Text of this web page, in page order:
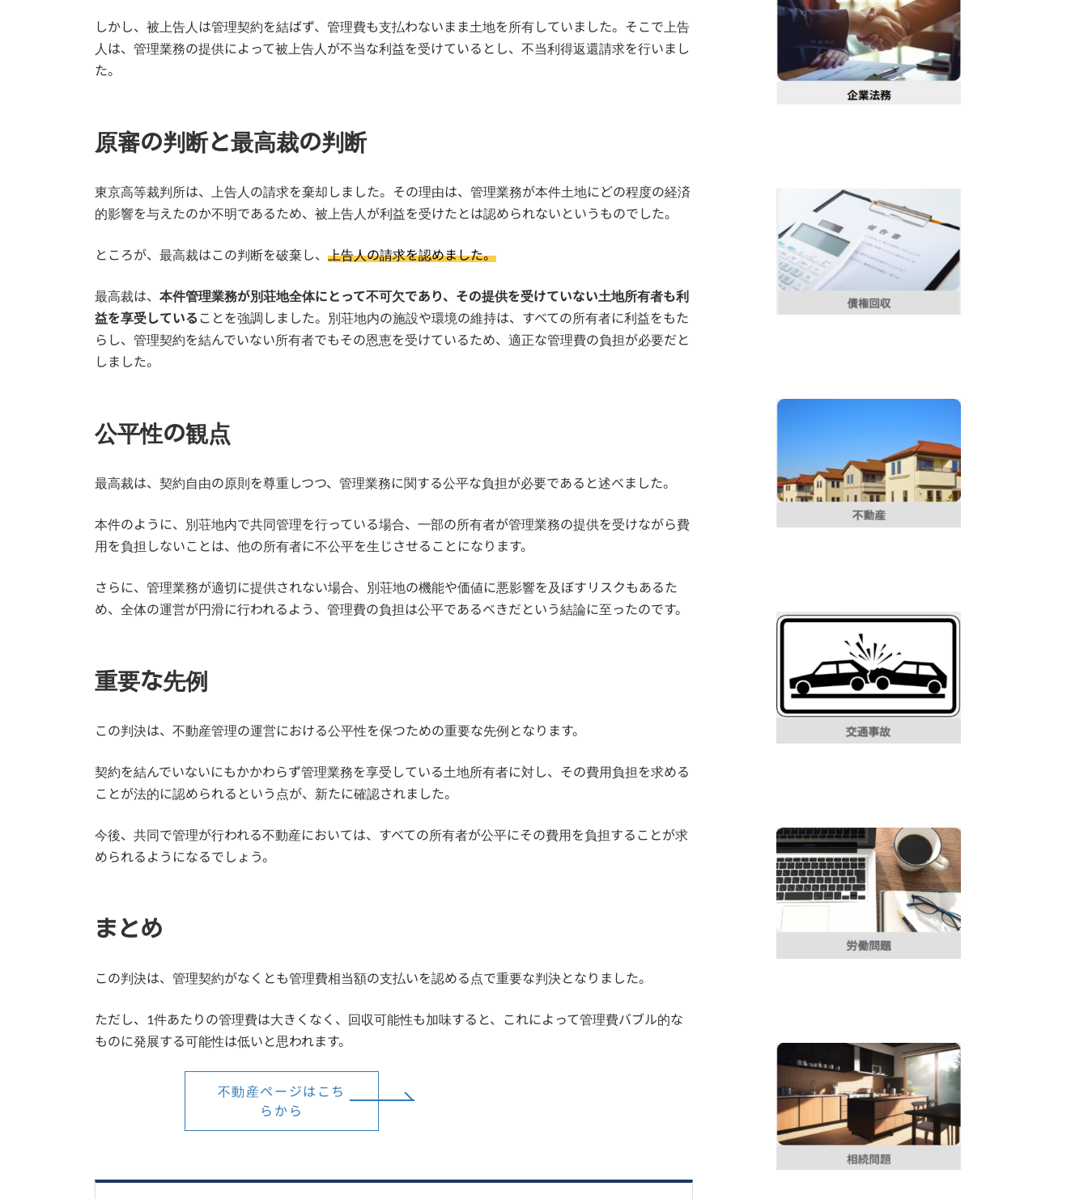
しかし、被上告人は管理契約を結ばず、管理費も支払わないまま土地を所有していました。そこで上告
人は、管理業務の提供によって被上告人が不当な利益を受けているとし、不当利得返還請求を行いまし
た。
原審の判断と最高裁の判断
東京高等裁判所は、上告人の請求を棄却しました。その理由は、管理業務が本件土地にどの程度の経済
的影響を与えたのか不明であるため、被上告人が利益を受けたとは認められないというものでした。
ところが、最高裁はこの判断を破棄し、 上告人の請求を認めました。
最高裁は、 本件管理業務が別荘地全体にとって不可欠であり、その提供を受けていない土地所有者も利
益を享受している ことを強調しました。別荘地内の施設や環境の維持は、すべての所有者に利益をもた
らし、管理契約を結んでいない所有者でもその恩恵を受けているため、適正な管理費の負担が必要だと
しました。
公平性の観点
最高裁は、契約自由の原則を尊重しつつ、管理業務に関する公平な負担が必要であると述べました。
本件のように、別荘地内で共同管理を行っている場合、一部の所有者が管理業務の提供を受けながら費
用を負担しないことは、他の所有者に不公平を生じさせることになります。
さらに、管理業務が適切に提供されない場合、別荘地の機能や価値に悪影響を及ぼすリスクもあるた
め、全体の運営が円滑に行われるよう、管理費の負担は公平であるべきだという結論に至ったのです。
重要な先例
この判決は、不動産管理の運営における公平性を保つための重要な先例となります。
契約を結んでいないにもかかわらず管理業務を享受している土地所有者に対し、その費用負担を求める
ことが法的に認められるという点が、新たに確認されました。
今後、共同で管理が行われる不動産においては、すべての所有者が公平にその費用を負担することが求
められるようになるでしょう。
まとめ
この判決は、管理契約がなくとも管理費相当額の支払いを認める点で重要な判決となりました。
ただし、1件あたりの管理費は大きくなく、回収可能性も加味すると、これによって管理費バブル的な
ものに発展する可能性は低いと思われます。
不動産ページはこち
らから